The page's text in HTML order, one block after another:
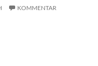
KOMMENTAR